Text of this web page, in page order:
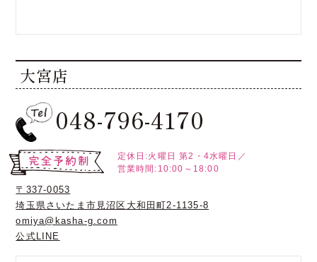
大宮店
048-796-4170
定休日:火曜日 第2・4水曜日／
営業時間:10:00～18:00
〒337-0053
埼玉県さいたま市見沼区大和田町2-1135-8
omiya@kasha-g.com
公式LINE